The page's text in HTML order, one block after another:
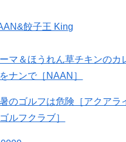
餃子王 King
マ＆ほうれん草チキンのカ
ナンで［NAAN］
のゴルフは危険［アクアラ
ルフクラブ］